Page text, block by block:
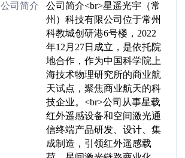
公司简介
公司简介<br>星遥光宇（常
州）科技有限公司位于常州
科教城创研港6号楼，2022
年12月27日成立，是依托院
地合作，作为中国科学院上
海技术物理研究所的商业航
天试点，聚焦商业航天的科
技企业。<br>公司从事星载
红外遥感设备和空间激光通
信终端产品研发、设计、集
成制造，引领红外遥感载